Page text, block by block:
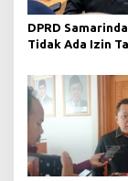
DPRD
Tidak Ada Izin